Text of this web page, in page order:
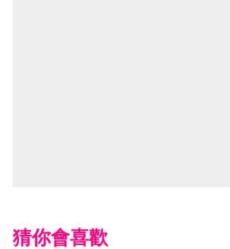
猜你會喜歡